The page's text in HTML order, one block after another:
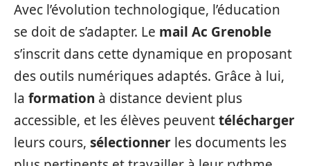
Avec l’évolution technologique, l’éducation
se doit de s’adapter. Le mail Ac Grenoble
s’inscrit dans cette dynamique en proposant
des outils numériques adaptés. Grâce à lui,
la formation à distance devient plus
accessible, et les élèves peuventtélécharger
leurs cours, sélectionner les documents les